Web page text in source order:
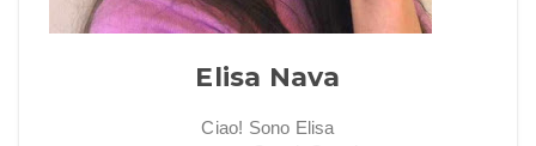
Elisa Nava
Ciao! Sono Elisa